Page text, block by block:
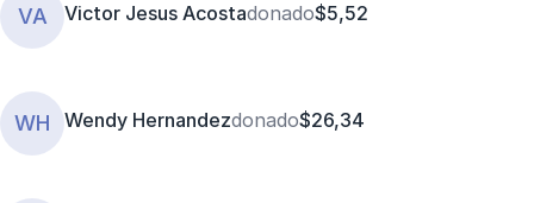
VA Victor Jesus Acostadonado$5,52
WH Wendy Hernandezdonado$26,34